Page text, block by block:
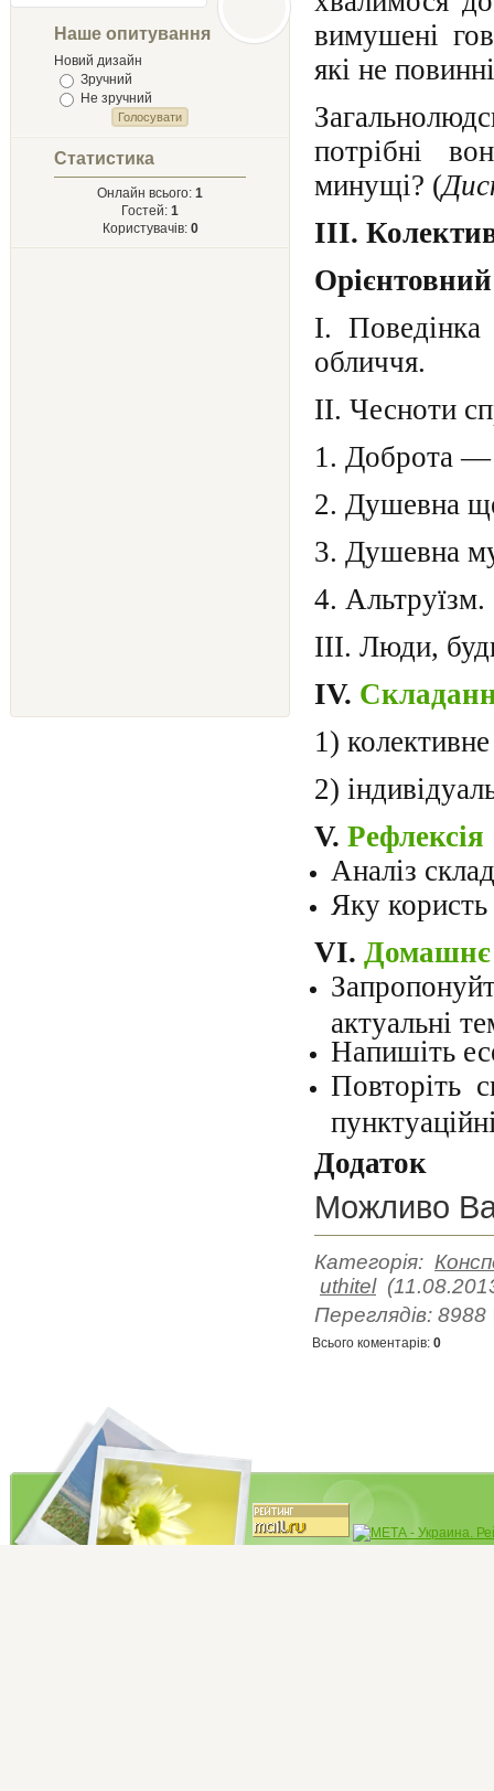
Лыст
Твору Ырий
Наше опитування
Новий дизайн
Зручний
Не зручний
Статистика
Онлайн всього: 1
Гостей: 1
Користувачів: 0
вимушені
які не
потрібні
минущі? (
ІІІ.
І.
обличчя.
ІІ. Чесноти
1. Доброта —
2. Душевна
3. Душевна
4. Альтруїзм.
ІІІ. Люди,
ІV.
1)
2)
V. Рефлексія
Аналіз
Яку
VI. Домашнє
актуальні
Напишіть
Повторіть
Додаток
Можливо
Категорія:
uthitel
Переглядів: 8988
Всього коментарів: 0